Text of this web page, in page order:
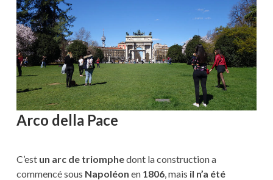
Arco della Pace
C’est un arc de triomphedont la construction a
commencé sous Napoléon en 1806, mais il n’a été